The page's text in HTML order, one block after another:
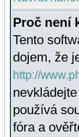
Proč není
Tento
dojem, že
http://
používá
fóra a